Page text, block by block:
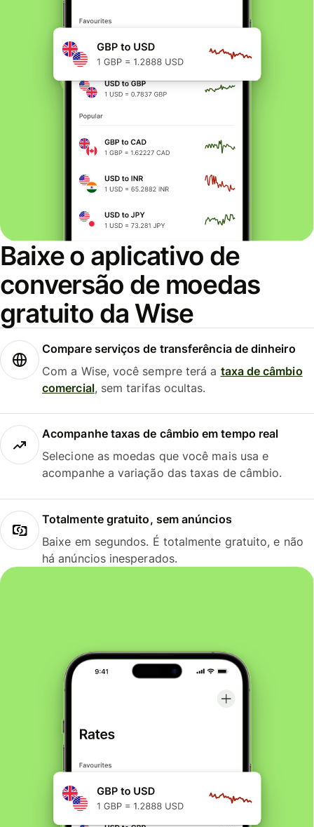
Baixe o aplicativo de
conversão de moedas
gratuito da Wise
Compare serviços de transferência de dinheiro
Com a Wise, você sempre terá a taxa de câmbio
comercial, sem tarifas ocultas.
Acompanhe taxas de câmbio em tempo real
Selecione as moedas que você mais usa e
acompanhe a variação das taxas de câmbio.
Totalmente gratuito, sem anúncios
Baixe em segundos. É totalmente gratuito, e não
há anúncios inesperados.